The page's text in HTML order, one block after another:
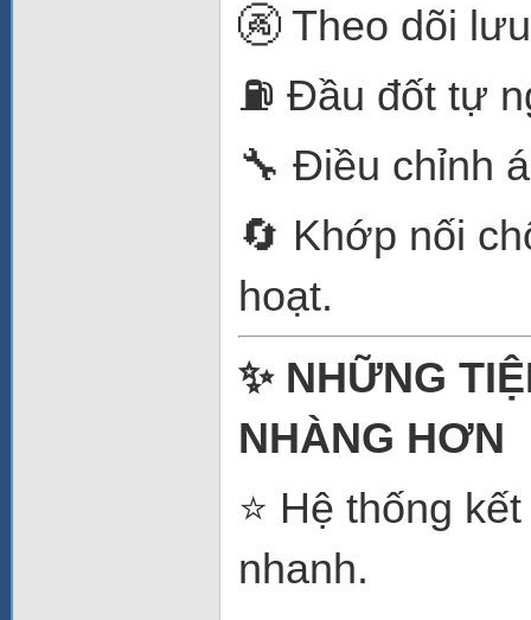
🚱 Theo dõi
⛽ Đầu đốt tự
🔧 Điều chỉnh
🔄 Khớp nối
hoạt.
✨ NHỮNG
NHÀNG HƠN
⭐ Hệ thống
nhanh.